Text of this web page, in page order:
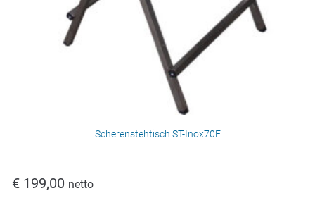
Scherenstehtisch ST-Inox70E
€ 199,00 netto